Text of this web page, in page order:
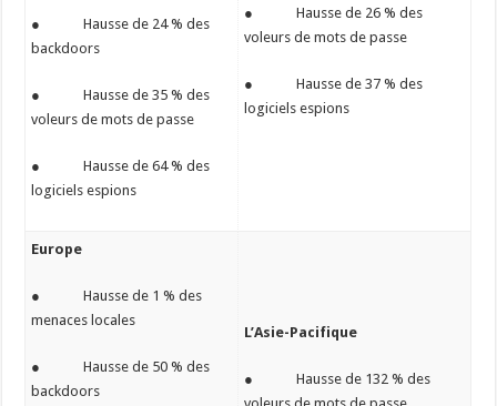
● Hausse de 24 % des
backdoors
● Hausse de 35 % des
voleurs de mots de passe
● Hausse de 64 % des
logiciels espions
● Hausse de 26 % des
voleurs de mots de passe
● Hausse de 37 % des
logiciels espions
Europe
● Hausse de 1 % des
menaces locales
● Hausse de 50 % des
backdoors
L’Asie-Pacifique
● Hausse de 132 % des